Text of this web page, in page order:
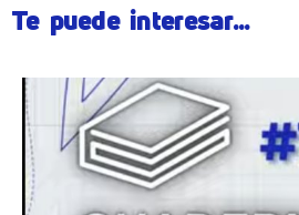
Te puede interesar...